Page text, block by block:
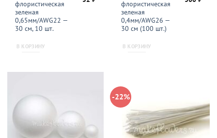
флористическая
зеленая
0,65мм/AWG22 —
30 см, 10 шт.
В КОРЗИНУ
флористическая
зеленая
0,4мм/AWG26 —
30 см (100 шт.)
В КОРЗИНУ
-22%